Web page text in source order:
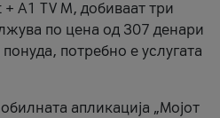
A1 TV M, добиваат три
по цена од 307 денари
потребно е услугата
апликација „Мојот